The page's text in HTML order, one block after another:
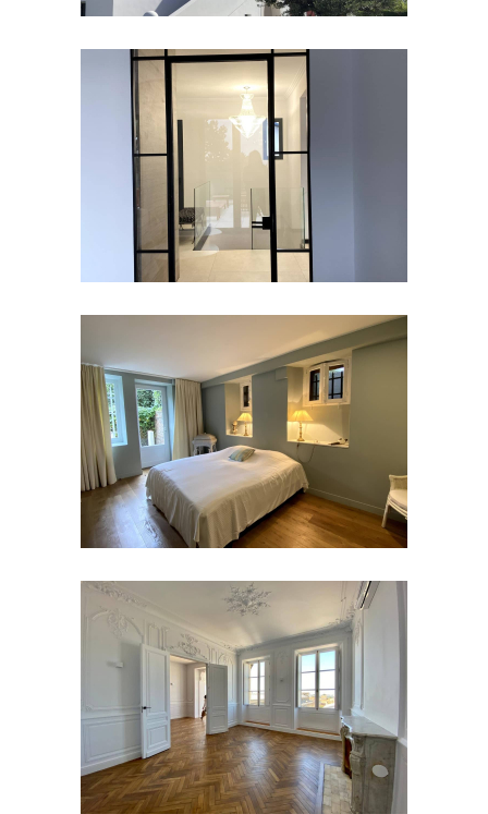
Réhabilitation d’une villa a St Jean De
Luz
Rénovation d’une villa à Ciboure
Aménagement d’un sous-sol à
Urrugne